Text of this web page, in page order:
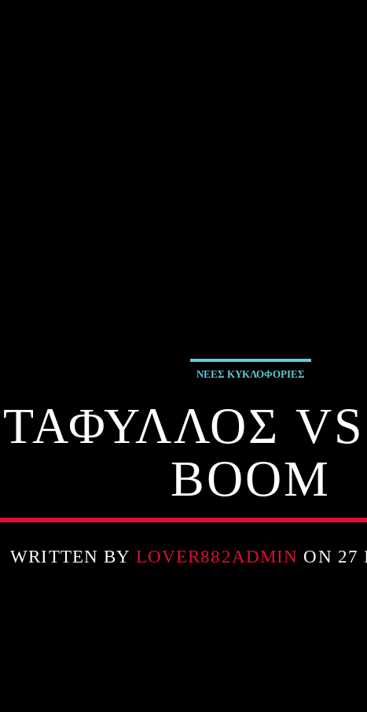
ΝΕΕΣ ΚΥΚΛΟΦΟΡΙΕΣ
VS
BOOM
WRITTEN BY LOVER882ADMIN ON 27